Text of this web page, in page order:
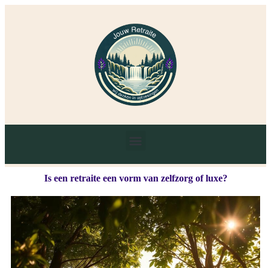
Is een retraite een vorm van zelfzorg of luxe?